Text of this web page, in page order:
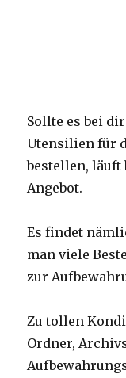
Sollte es bei
Utensilien für
bestellen, läuft
Angebot.
Es findet
man viele
zur
Zu tollen
Ordner,